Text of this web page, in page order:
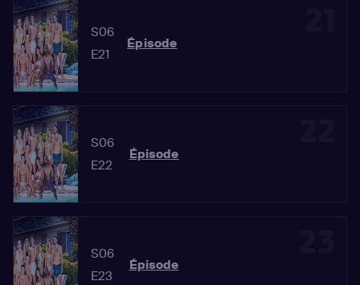
S06
E21
Épisode
S06
E22
Épisode
S06
E23
Épisode